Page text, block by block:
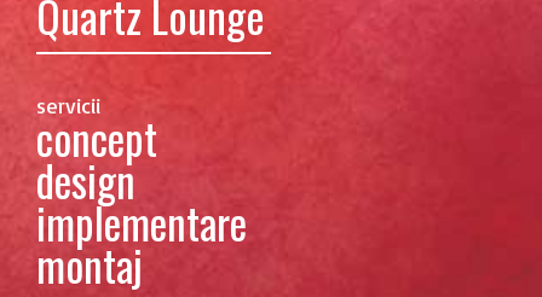
Quartz Lounge
servicii
concept
design
implementare
montaj